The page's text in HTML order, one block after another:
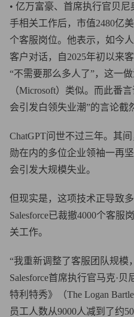
• 亿万富豪、首席执行官贝
手相关工作后，市值2480亿
个客服岗位。他表示，如今
客户对话，自2025年初以来
“不需要那么多人了”，这一
（Microsoft）类似。而此番
会引发白领失业潮”的言论截
ChatGPT问世不过三年。其
勋在内的多位企业领袖一再
会引发大规模失业。
但现实是，这项技术正导致
Salesforce已裁撤4000个客服
关工作。
“我重新调整了客服团队规模
Salesforce首席执行官马克·
特利特秀》（The Logan
员工人数从9000人减到了约